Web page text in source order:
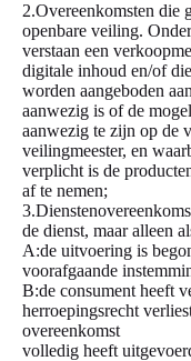
2.Overeenkomsten die
openbare veiling.
verstaan een
digitale inhoud en/of
worden aangeboden
aanwezig is of de
aanwezig te zijn op de
veilingmeester, en
verplicht is de
af te nemen;
de dienst, maar alleen
A:de uitvoering is
voorafgaande
B:de consument heeft
herroepingsrecht
overeenkomst
volledig heeft